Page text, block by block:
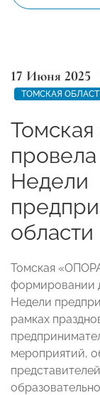
17 Июня 2025
ТОМСКАЯ
Недели
области
Томская
формировании
Недели
рамках
мероприятий,